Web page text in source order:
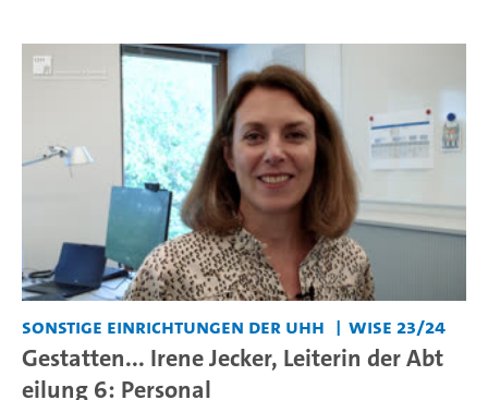
Sonstige Einrichtungen der UHH WiSe 23/24
Gestatten... Irene Jecker, Leiterin der Abt
eilung 6: Personal